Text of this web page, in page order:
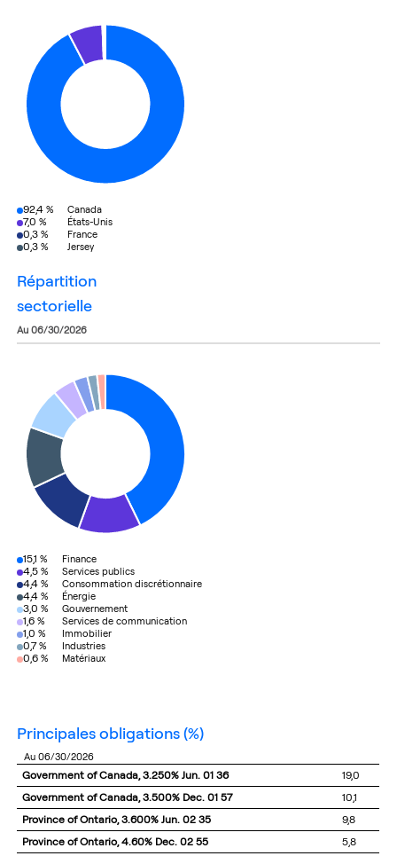
92,4 % Canada
7,0 % États-Unis
0,3 % France
0,3 % Jersey
répartition
sectorielle
au 06/30/2026
15,1 % Finance
4,5 % Services publics
4,4 % Consommation discrétionnaire
4,4 % Énergie
3,0 % Gouvernement
1,6 % Services de communication
1,0 % Immobilier
0,7 % Industries
0,6 % Matériaux
principales obligations(%)
au 06/30/2026
Government of Canada, 3.250% Jun. 01 36
19,0
Government of Canada, 3.500% Dec. 01 57
10,1
Province of Ontario, 3.600% Jun. 02 35
9,8
Province of Ontario, 4.60% Dec. 02 55
5,8